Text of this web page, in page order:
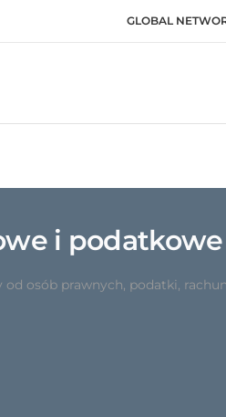
GLOBAL
i
od osób prawnych, podatki,